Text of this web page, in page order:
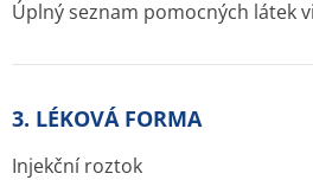
Úplný seznam pomocných látek
3. LÉKOVÁ FORMA
Injekční roztok